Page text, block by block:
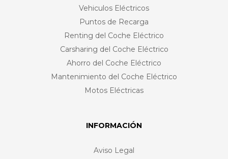
Vehiculos Eléctricos
Puntos de Recarga
Renting del Coche Eléctrico
Carsharing del Coche Eléctrico
Ahorro del Coche Eléctrico
Mantenimiento del Coche Eléctrico
Motos Eléctricas
INFORMACIÓN
Aviso Legal